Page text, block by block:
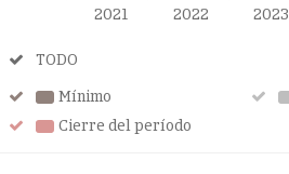
2021 2022 2023
TODO
Mínimo
Cierre del período